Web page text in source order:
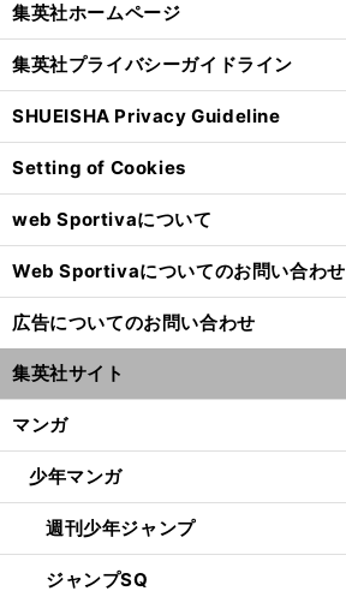
集英社ホームページ
集英社プライバシーガイドライン
SHUEISHA Privacy Guideline
Setting of Cookies
web Sportivaについて
Web Sportivaについてのお問い合わせ
広告についてのお問い合わせ
集英社サイト
マンガ
少年マンガ
週刊少年ジャンプ
ジャンプSQ